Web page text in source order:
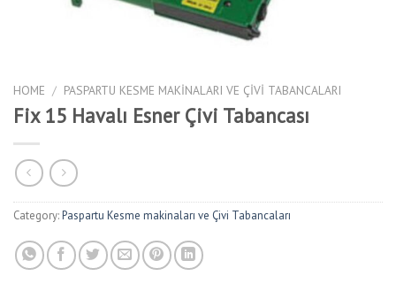
HOME / PASPARTU KESME MAKINALARI VE ÇIVI TABANCALARI
Fix 15 Havalı Esner Çivi Tabancası
Category:Paspartu Kesme makinaları ve Çivi Tabancaları